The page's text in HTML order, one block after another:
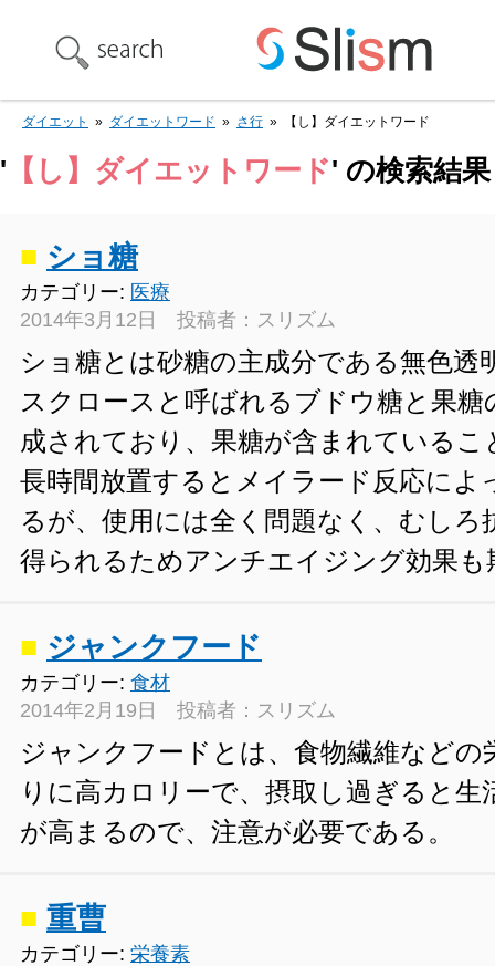
ダイエット » ダイエットワード » さ行 » 【し】ダイエットワード
' 【し】ダイエットワード' の検索結果
■ ショ糖
カテゴリー: 医療
2014年3月12日 投稿者：スリズム
ショ糖とは砂糖の主成分である無色透
スクロースと呼ばれるブドウ糖と果糖
成されており、果糖が含まれているこ
長時間放置するとメイラード反応によ
るが、使用には全く問題なく、むしろ
得られるためアンチエイジング効果も
■ ジャンクフード
カテゴリー: 食材
2014年2月19日 投稿者：スリズム
ジャンクフードとは、食物繊維などの
りに高カロリーで、摂取し過ぎると生
が高まるので、注意が必要である。
■ 重曹
カテゴリー: 栄養素